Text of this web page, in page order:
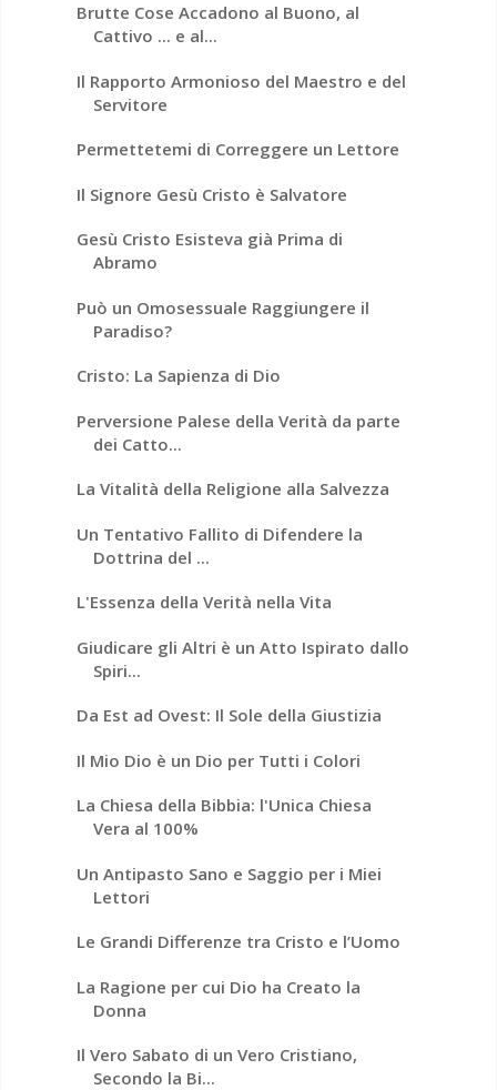
Brutte Cose Accadono al Buono, al
Cattivo ... e al...
Il Rapporto Armonioso del Maestro e del
Servitore
Permettetemi di Correggere un Lettore
Il Signore Gesù Cristo è Salvatore
Gesù Cristo Esisteva già Prima di
Abramo
Può un Omosessuale Raggiungere il
Paradiso?
Cristo: La Sapienza di Dio
Perversione Palese della Verità da parte
dei Catto...
La Vitalità della Religione alla Salvezza
Un Tentativo Fallito di Difendere la
Dottrina del ...
L'Essenza della Verità nella Vita
Giudicare gli Altri è un Atto Ispirato dallo
Spiri...
Da Est ad Ovest: Il Sole della Giustizia
Il Mio Dio è un Dio per Tutti i Colori
La Chiesa della Bibbia: l'Unica Chiesa
Vera al 100%
Un Antipasto Sano e Saggio per i Miei
Lettori
Le Grandi Differenze tra Cristo e l’Uomo
La Ragione per cui Dio ha Creato la
Donna
Il Vero Sabato di un Vero Cristiano,
Secondo la Bi...